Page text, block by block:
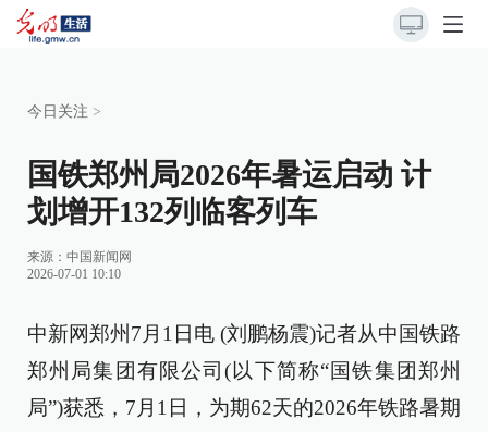
今日关注 >
国铁郑州局2026年暑运启动 计
划增开132列临客列车
来源： 中国新闻网
2026-07-01 10:10
中新网郑州7月1日电 (刘鹏杨震)记者从中国铁路
郑州局集团有限公司(以下简称“国铁集团郑州
局”)获悉，7月1日，为期62天的2026年铁路暑期